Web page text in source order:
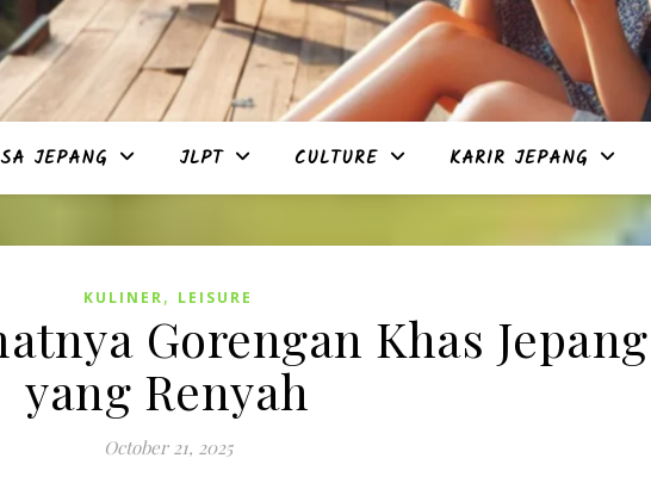
JEPANG JLPT CULTURE KARIR JEPANG
KULINER, LEISURE
Gorengan Khas Jepang
yang Renyah
October 21, 2025